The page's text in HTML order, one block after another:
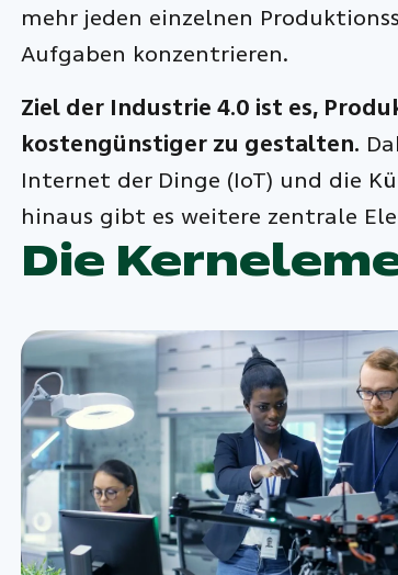
mehr jeden einzelnen
Aufgaben konzentrieren.
Ziel der Industrie 4.0 ist es,
kostengünstiger zu gestalten.
Internet der Dinge (IoT) und die
hinaus gibt es weitere zentrale
Die